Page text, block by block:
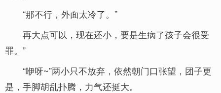
“那不行，外面太冷了。”
再大点可以，现在还小，要是生病了孩子会很受
罪。”
“咿呀~”两小只不放弃，依然朝门口张望，团子更
是，手脚胡乱扑腾，力气还挺大。